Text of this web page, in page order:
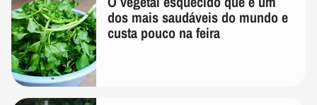
dos mais saudáveis do mundo e
custa pouco na feira